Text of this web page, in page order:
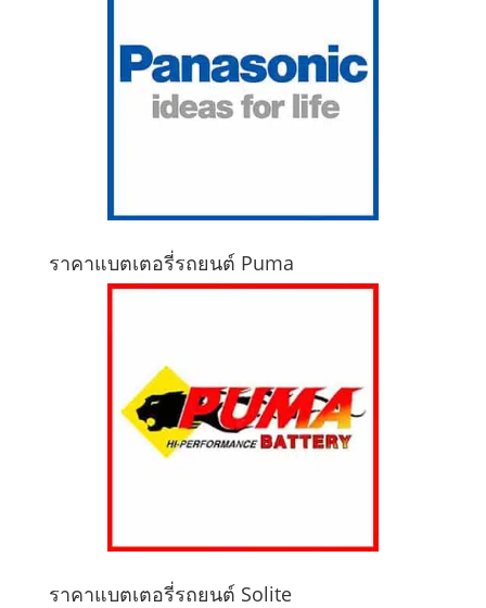
ราคาแบตเตอรี่รถยนต์ Puma
ราคาแบตเตอรี่รถยนต์ Solite